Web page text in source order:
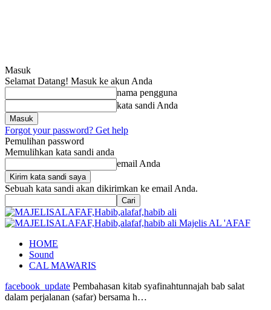
Masuk
Selamat Datang! Masuk ke akun Anda
nama pengguna
kata sandi Anda
Forgot your password? Get help
Pemulihan password
Memulihkan kata sandi anda
email Anda
Sebuah kata sandi akan dikirimkan ke email Anda.
Majelis AL 'AFAF
HOME
Sound
CAL MAWARIS
facebook_update Pembahasan kitab syafinahtunnajah bab salat
dalam perjalanan (safar) bersama h…